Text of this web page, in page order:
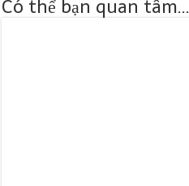
Có thể bạn quan tâm...